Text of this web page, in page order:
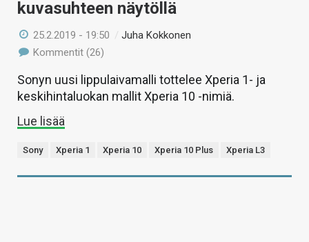
kuvasuhteen näytöllä
25.2.2019 - 19:50 /Juha Kokkonen
Kommentit (26)
Sonyn uusi lippulaivamalli tottelee Xperia 1- ja
keskihintaluokan mallit Xperia 10 -nimiä.
Lue lisää
Sony Xperia 1 Xperia 10 Xperia 10 Plus Xperia L3